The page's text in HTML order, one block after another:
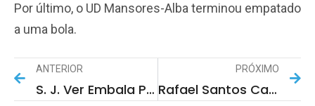
Por último, o UD Mansores-Alba terminou empatado
a uma bola.
ANTERIOR
S. J. Ver Embala Para O Objectivo Da Época
PRÓXIMO
Rafael Santos Campeão Nacional Em Braga